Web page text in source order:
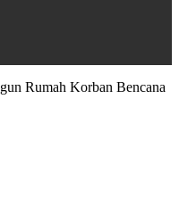
Rumah Korban Bencana